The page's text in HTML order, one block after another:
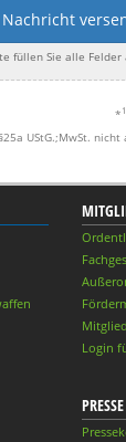
füllen Sie alle Felder
* 1
UStG.;MwSt.
Login
PRESSE